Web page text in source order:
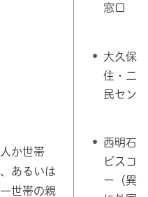
か世帯
あるいは
世帯の親
窓口
大久保
住・二
民セン
西明石
ビスコ
ー（異